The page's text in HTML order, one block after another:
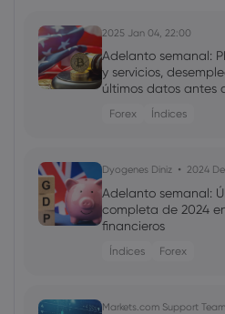
2025 Jan 04, 22:00
Adelanto semanal:
y servicios,
últimos datos antes
asuma la presidencia.
Forex Índices
Dyogenes Diniz 2024
Adelanto semanal:
completa de 2024
financieros
Índices Forex
Markets.com Support Team